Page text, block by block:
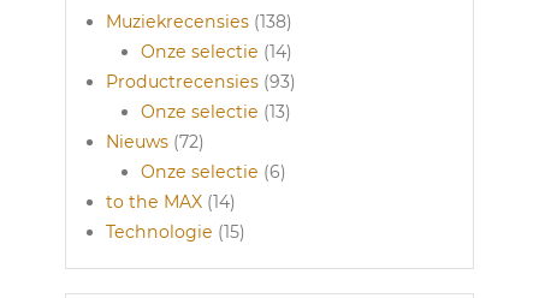
Muziekrecensies (138)
Onze selectie (14)
Productrecensies (93)
Onze selectie (13)
Nieuws (72)
Onze selectie (6)
to the MAX (14)
Technologie (15)